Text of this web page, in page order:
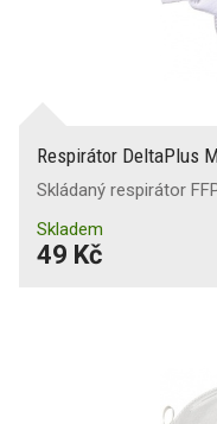
Respirátor DeltaPlus
Skládaný respirátor
Skladem
49 Kč